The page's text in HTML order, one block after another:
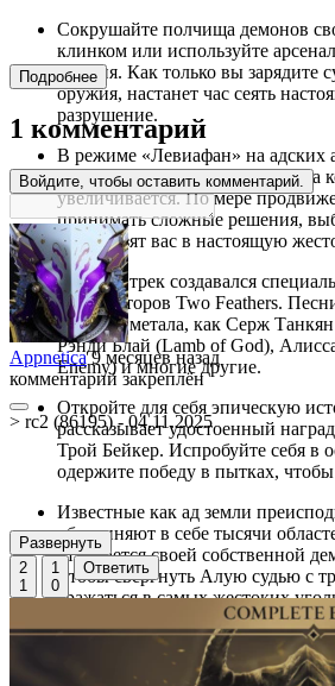
Сокрушайте полчища демонов
клинком или используйте
оружия. Как только вы зарядите
оружия, настанет час сеять
разрушение.
В режиме «Левиафан» на адских
одолевать полчища врагов, сила
увеличивается. По мере
принимать сложные решения,
преобразят вас в настоящую
Каждый трек создавался
композиторов Two Feathers.
легенды метала, как Серж
Рэнди Блай (Lamb of God),
Enemy) и многие другие.
Откройте для себя эпическую
рассказывает удостоенный
Трой Бейкер. Испробуйте себя в
одержите победу в пытках, чтобы
Известные как ад земли
объединяют в себе тысячи
отличается своей собственной
Чтобы свергнуть Алую судью с
сражаться в самых жестоких
Вокка до сводящей с ума Стигии.
Metal: Hellsinger создан командой
обладающей огромным опытом в
Подробнее
1 комментарий
Войдите, чтобы оставить комментарий.
Appnetica 9 месяцев назад
комментарий закреплён
> rc2 (86195) - 04.11.2025
Развернуть
2
1
1
0
Ответить